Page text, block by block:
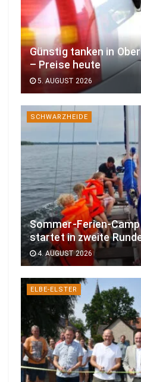
Günstig tanken in
– Preise heute
5. AUGUST 2026
SCHWARZHEIDE
Sommer-Ferien-
startet in zweite
4. AUGUST 2026
ELBE-ELSTER